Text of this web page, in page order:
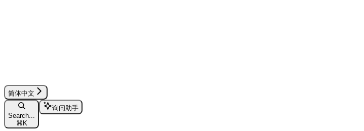
简体中文
Search...
⌘ K
询问助手